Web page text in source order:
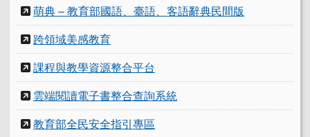
萌典 – 教育部國語、臺語、客語辭典民間版
跨領域美感教育
課程與教學資源整合平台
雲端閱讀電子書整合查詢系統
教育部全民安全指引專區